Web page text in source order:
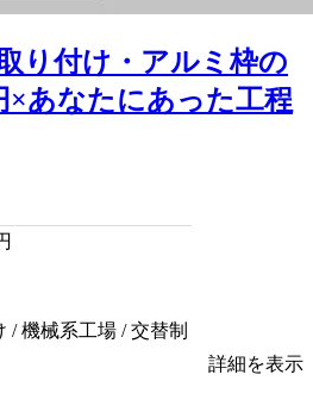
り付け・アルミ枠の
×あなたにあった工程
/ 機械系工場 / 交替制
詳細を表示